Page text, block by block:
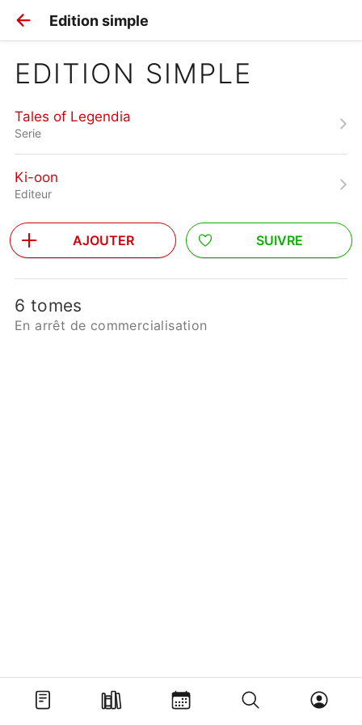
Edition simple
EDITION SIMPLE
Tales of Legendia
Serie
Ki-oon
Editeur
AJOUTER SUIVRE
6 tomes
En arrêt de commercialisation